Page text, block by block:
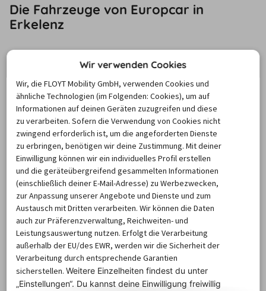
Die Fahrzeuge von Europcar in
Erkelenz
Im Rahmen Ihrer Anmietung eines Leihwagens von
zur Wahl: die kompakten Kleinwagen, luxuriösen Fullsize-
Pkws und Mittelklasse-Autos. Letztere zeichnen sich
insbesondere durch ihre beeindruckenden Preis-
Leistungs-Verhältnisse aus und bilden einen exzellenten
Kompromiss zwischen den Kleinwagen und Fullsize-Pkws.
Die kompakten Kleinwagen von Europcar in Erkelenz
eignen sich in erster Linie für Personen, die alleine oder
zu zweit reisen und mit einem Fahrzeug unterwegs sein
möchten, das durch stadtverkehrstechnisch brillante
Eigenschaften wie etwa Wendigkeit überzeugt. Wer
demgegenüber mit seiner Familie oder einigen Freunden
Urlaub macht, entscheidet sich bevorzugt für einen
luxuriösen Fullsize-Pkw von Europcar in Erkelenz, um
Wir verwenden Cookies
Wir, die FLOYT Mobility GmbH, verwenden Cookies und
ähnliche Technologien (im Folgenden: Cookies), um auf
Informationen auf deinen Geräten zuzugreifen und diese
zu verarbeiten. Sofern die Verwendung von Cookies nicht
zwingend erforderlich ist, um die angeforderten Dienste
zu erbringen, benötigen wir deine Zustimmung. Mit deiner
Einwilligung können wir ein individuelles Profil erstellen
und die geräteübergreifend gesammelten Informationen
(einschließlich deiner E-Mail-Adresse) zu Werbezwecken,
zur Anpassung unserer Angebote und Dienste und zum
Austausch mit Dritten verarbeiten. Wir können die Daten
auch zur Präferenzverwaltung, Reichweiten- und
Leistungsauswertung nutzen. Erfolgt die Verarbeitung
außerhalb der EU/des EWR, werden wir die Sicherheit der
Verarbeitung durch entsprechende Garantien
sicherstellen.Weitere Einzelheiten findest du unter
„Einstellungen“. Du kannst deine Einwilligung freiwillig